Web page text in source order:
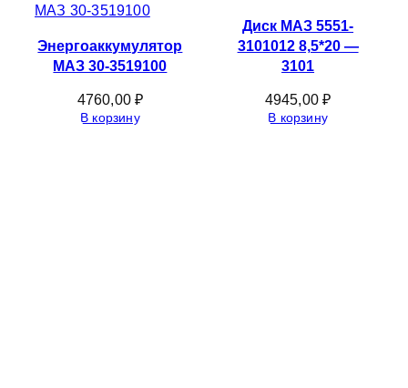
Энергоаккумулятор
МАЗ 30-3519100
4760,00₽
В корзину
Диск МАЗ 5551-
3101012 8,5*20 —
3101
4945,00₽
В корзину